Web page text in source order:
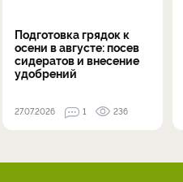
Подготовка грядок к
осени в августе: посев
сидератов и внесение
удобрений
27.07.2026 1 236